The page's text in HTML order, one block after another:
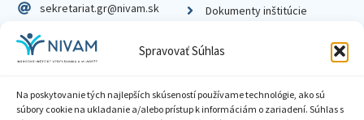
Spravovať Súhlas
Na poskytovanie tých najlepších skúseností používame technológie, ako sú
súbory cookie na ukladanie a/alebo prístup k informáciám o zariadení. Súhlas s
sekretariat.gr@nivam.sk
IČO: 00164348
DIČ: 2020798714
Dokumenty inštitúcie